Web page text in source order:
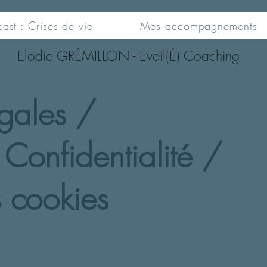
: Crises de vie Mes accompagnements
Elodie GRÉMILLON - Eveil(É) Coaching
/
Confidentialité /